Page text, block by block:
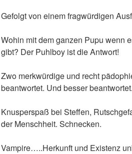
Gefolgt von einem fragwürdigen
Wohin mit dem ganzen Pupu wenn
gibt? Der Puhlboy ist die Antwort!
Zwo merkwürdige und recht
beantwortet. Und besser beantwortet.
Knusperspaß bei Steffen,
der Menschheit. Schnecken.
Vampire…..Herkunft und Existenz